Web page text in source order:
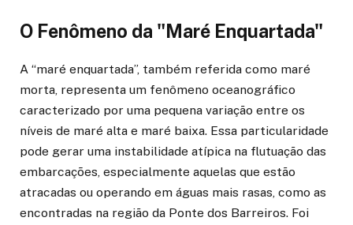
O Fenômeno da "Maré Enquartada"
A “maré enquartada”, também referida como maré
morta, representa um fenômeno oceanográfico
caracterizado por uma pequena variação entre os
níveis de maré alta e maré baixa. Essa particularidade
pode gerar uma instabilidade atípica na flutuação das
embarcações, especialmente aquelas que estão
atracadas ou operando em águas mais rasas, como as
encontradas na região da Ponte dos Barreiros. Foi